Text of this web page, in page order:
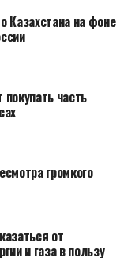
Казахстана на фоне
часть
громкого
от
и газа в пользу